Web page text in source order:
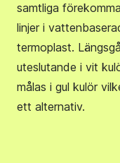
samtliga
linjer i
termoplast.
uteslutande i vit
målas i gul kulör
ett alternativ.